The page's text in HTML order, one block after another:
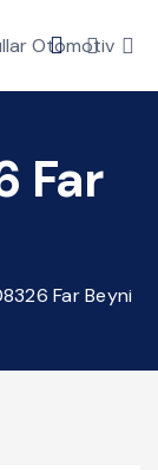
Far
Far Beyni